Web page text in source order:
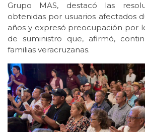
Grupo MAS, destacó las
obtenidas por usuarios afectados
años y expresó preocupación por
de suministro que, afirmó,
familias veracruzanas.